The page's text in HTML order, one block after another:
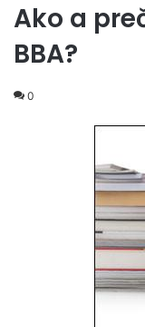
Ako a
BBA?
0